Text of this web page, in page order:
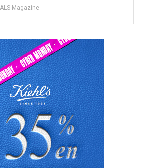
ALS Magazine